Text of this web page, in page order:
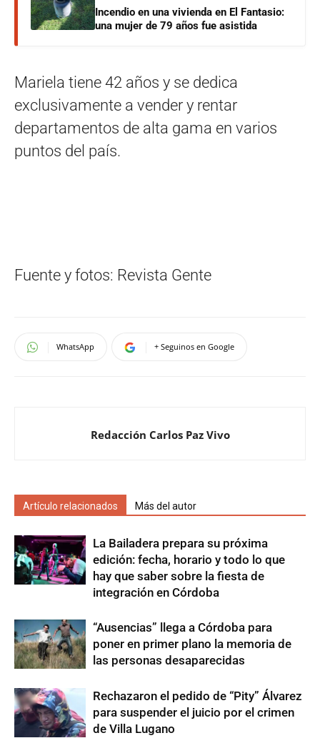
Incendio en una vivienda en El Fantasio:
una mujer de 79 años fue asistida
Mariela tiene 42 años y se dedica
exclusivamente a vender y rentar
departamentos de alta gama en varios
puntos del país.
Fuente y fotos: Revista Gente
WhatsApp + Seguinos en Google
Redacción Carlos Paz Vivo
Artículo relacionados Más del autor
La Bailadera prepara su próxima
edición: fecha, horario y todo lo que
hay que saber sobre la fiesta de
integración en Córdoba
“Ausencias” llega a Córdoba para
poner en primer plano la memoria de
las personas desaparecidas
Rechazaron el pedido de “Pity” Álvarez
para suspender el juicio por el crimen
de Villa Lugano